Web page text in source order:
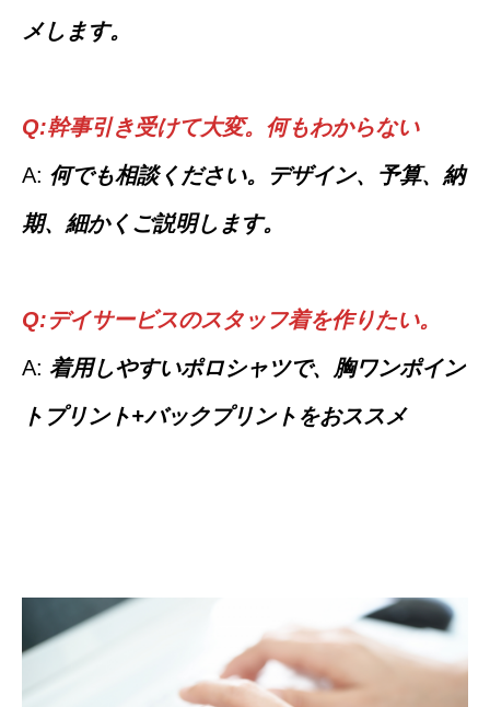
メします。
Q:幹事引き受けて大変。何もわからない
A: 何でも相談ください。デザイン、予算、納
期、細かくご説明します。
Q:デイサービスのスタッフ着を作りたい。
A: 着用しやすいポロシャツで、胸ワンポイン
トプリント+バックプリントをおススメ